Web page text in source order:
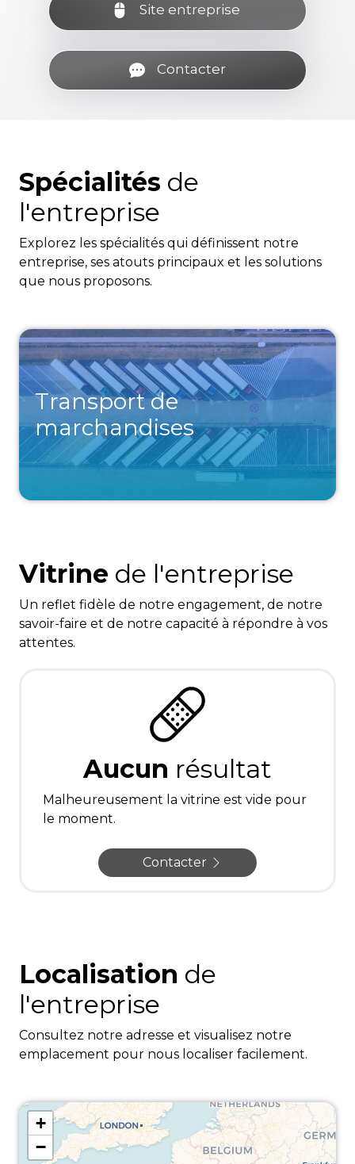
Site entreprise
Contacter
Spécialités de
l'entreprise
Explorez les spécialités qui définissent notre
entreprise, ses atouts principaux et les solutions
que nous proposons.
Transport de
marchandises
Vitrine de l'entreprise
Un reflet fidèle de notre engagement, de notre
savoir-faire et de notre capacité à répondre à vos
attentes.
Aucun résultat
Malheureusement la vitrine est vide pour
le moment.
Contacter
Localisation de
l'entreprise
Consultez notre adresse et visualisez notre
emplacement pour nous localiser facilement.
+
−